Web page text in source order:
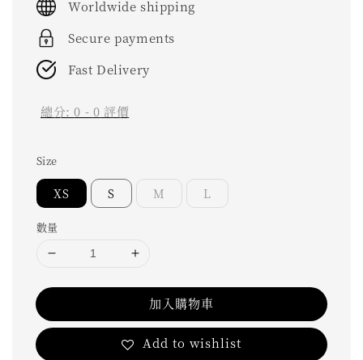
Worldwide shipping
Secure payments
Fast Delivery
總分:0 - 0 評價
Size
XS S M L
數量
加入購物車
Add to wishlist